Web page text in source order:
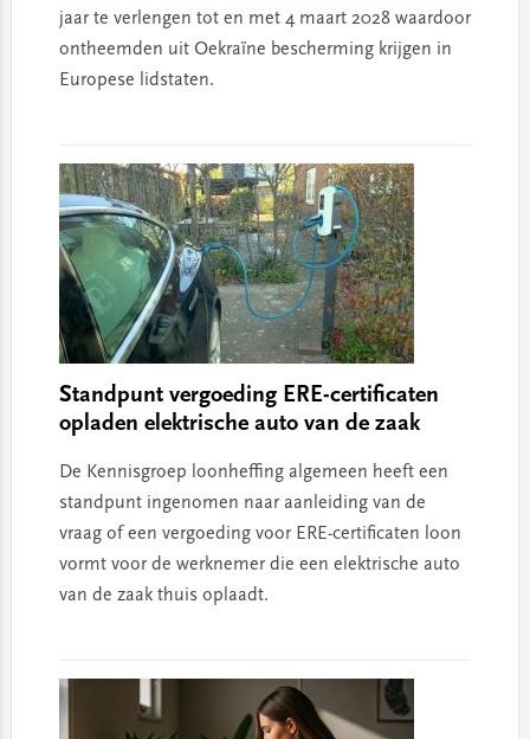
jaar te verlengen tot en met 4 maart 2028 waardoor
ontheemden uit Oekraïne bescherming krijgen in
Europese lidstaten.
Standpunt vergoeding ERE-certificaten
opladen elektrische auto van de zaak
De Kennisgroep loonheffing algemeen heeft een
standpunt ingenomen naar aanleiding van de
vraag of een vergoeding voor ERE-certificaten loon
vormt voor de werknemer die een elektrische auto
van de zaak thuis oplaadt.